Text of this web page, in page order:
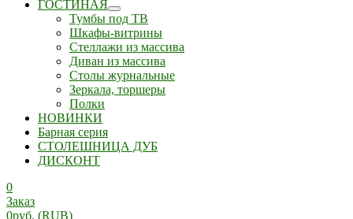
ГОСТИНАЯ
Тумбы под ТВ
Шкафы-витрины
Стеллажи из массива
Диван из массива
Столы журнальные
Зеркала, торшеры
Полки
НОВИНКИ
Барная серия
СТОЛЕШНИЦА ДУБ
ДИСКОНТ
0
Заказ
0руб. (RUB)